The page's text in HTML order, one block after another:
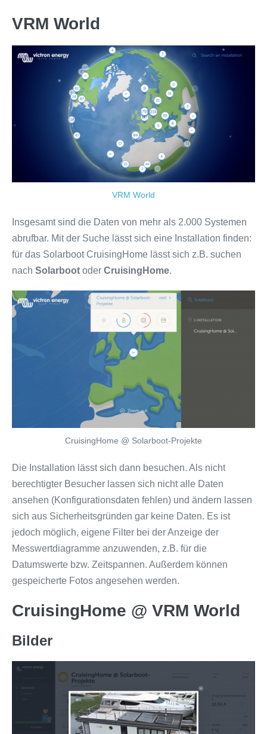
VRM World
VRM World
Insgesamt sind die Daten von mehr als 2.000 Systemen
abrufbar. Mit der Suche lässt sich eine Installation finden:
für das Solarboot CruisingHome lässt sich z.B. suchen
nach Solarboot oder CruisingHome.
CruisingHome @ Solarboot-Projekte
Die Installation lässt sich dann besuchen. Als nicht
berechtigter Besucher lassen sich nicht alle Daten
ansehen (Konfigurationsdaten fehlen) und ändern lassen
sich aus Sicherheitsgründen gar keine Daten. Es ist
jedoch möglich, eigene Filter bei der Anzeige der
Messwertdiagramme anzuwenden, z.B. für die
Datumswerte bzw. Zeitspannen. Außerdem können
gespeicherte Fotos angesehen werden.
CruisingHome @ VRM World
Bilder